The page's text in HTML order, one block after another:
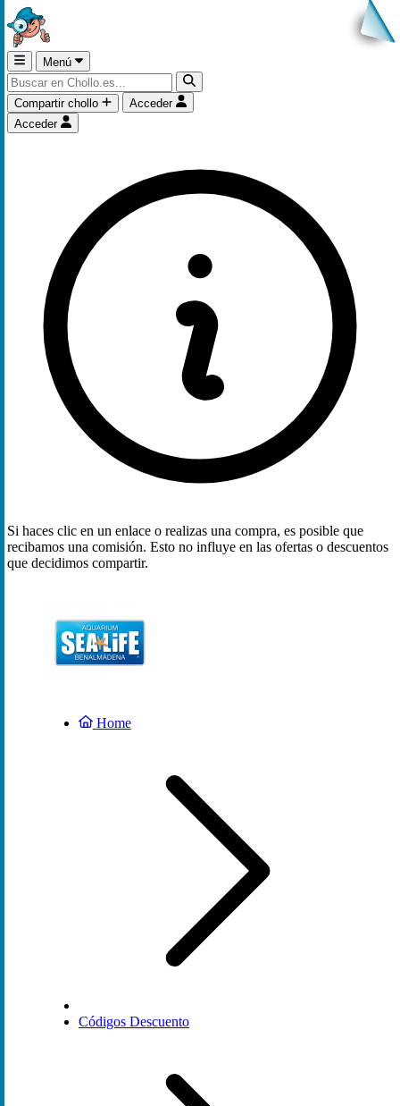
Menú
Compartir chollo
Acceder
Acceder
Si haces clic en un enlace o realizas una compra, es posible que
recibamos una comisión. Esto no influye en las ofertas o descuentos
que decidimos compartir.
Home
Códigos Descuento